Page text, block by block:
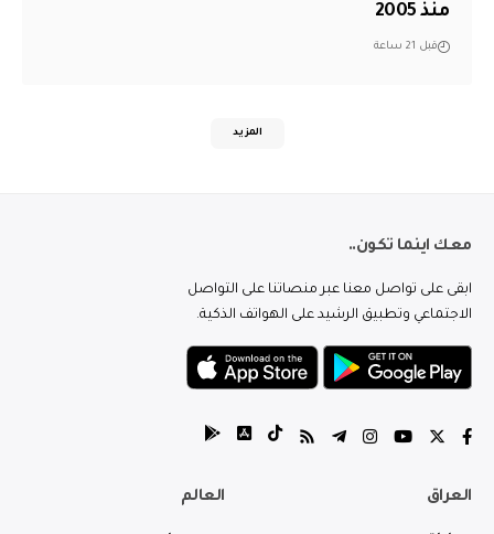
منذ 2005
قبل 21 ساعة
المزيد
معك اينما تكون..
ابقى على تواصل معنا عبر منصاتنا على التواصل
الاجتماعي وتطبيق الرشيد على الهواتف الذكية.
العراق العالم